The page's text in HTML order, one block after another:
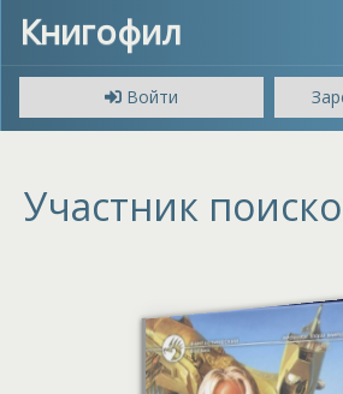
Книгофил
Войти
Участник